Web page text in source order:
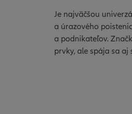
Je najväčšou
a úrazového
a podnikateľov.
prvky, ale spája sa